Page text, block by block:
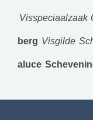
Visspeciaalzaak
berg Visgilde
aluce